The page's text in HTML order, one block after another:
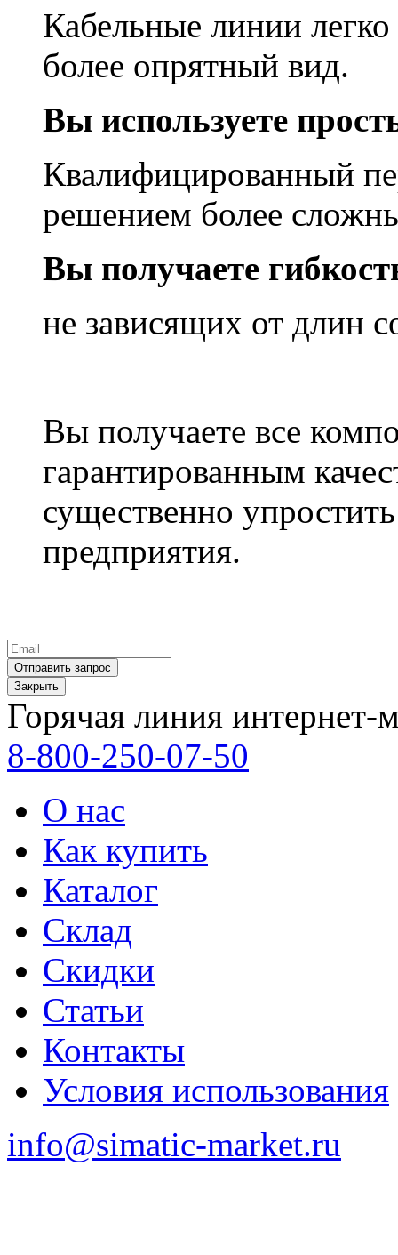
Кабельные линии
более опрятный вид.
Вы используете
Квалифицированный
решением более
Вы получаете
не зависящих от длин
Вы получаете все
гарантированным
существенно
предприятия.
Закрыть
Горячая линия интернет-
8-800-250-07-50
О нас
Как купить
Каталог
Склад
Скидки
Статьи
Контакты
Условия использования
info@simatic-market.ru